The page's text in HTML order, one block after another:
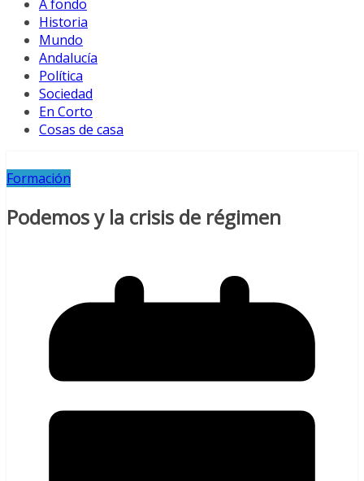
A fondo
Historia
Mundo
Andalucía
Política
Sociedad
En Corto
Cosas de casa
Formación
Podemos y la crisis de régimen